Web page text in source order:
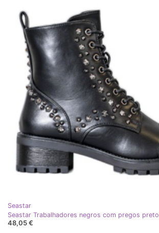
Seastar
Seastar Trabalhadores negros com pregos preto
48,05 €